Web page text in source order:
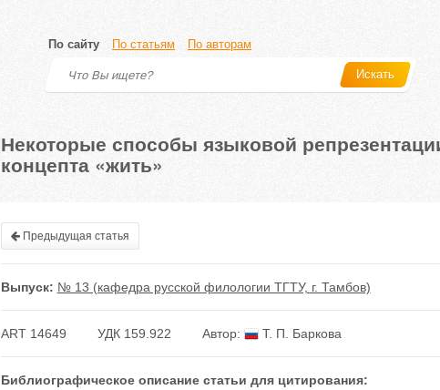
По сайту По статьям По авторам
Искать
Некоторые способы языковой
концепта «жить»
Предыдущая статья
Выпуск: № 13 (кафедра русской филологии ТГТУ, г. Тамбов)
ART 14649 УДК 159.922 Автор: Т. П. Баркова
Библиографическое описание статьи для цитирования: